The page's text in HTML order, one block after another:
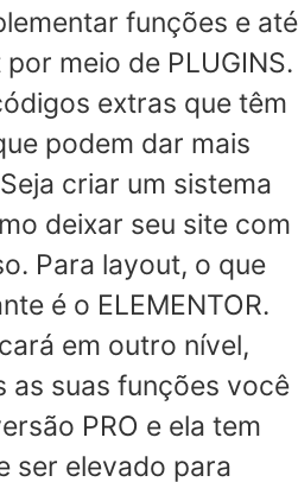
funções e até
meio de PLUGINS.
extras que têm
podem dar mais
criar um sistema
deixar seu site com
Para layout, o que
é o ELEMENTOR.
em outro nível,
as suas funções você
PRO e ela tem
ser elevado para